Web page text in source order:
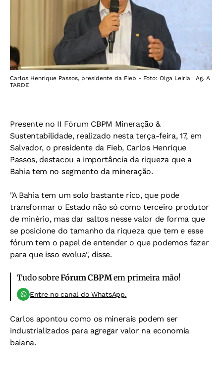
Carlos Henrique Passos, presidente da Fieb - Foto: Olga Leiria | Ag. A
TARDE
Presente no II Fórum CBPM Mineração &
Sustentabilidade, realizado nesta terça-feira, 17, em
Salvador, o presidente da Fieb, Carlos Henrique
Passos, destacou a importância da riqueza que a
Bahia tem no segmento da mineração.
"A Bahia tem um solo bastante rico, que pode
transformar o Estado não só como terceiro produtor
de minério, mas dar saltos nesse valor de forma que
se posicione do tamanho da riqueza que tem e esse
fórum tem o papel de entender o que podemos fazer
para que isso evolua", disse.
Tudo sobreFórum CBPMem primeira mão!
Entre no canal do WhatsApp.
Carlos apontou como os minerais podem ser
industrializados para agregar valor na economia
baiana.